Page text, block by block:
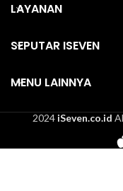
LAYANAN
SEPUTAR ISEVEN
MENU LAINNYA
2024 iSeven.co.id